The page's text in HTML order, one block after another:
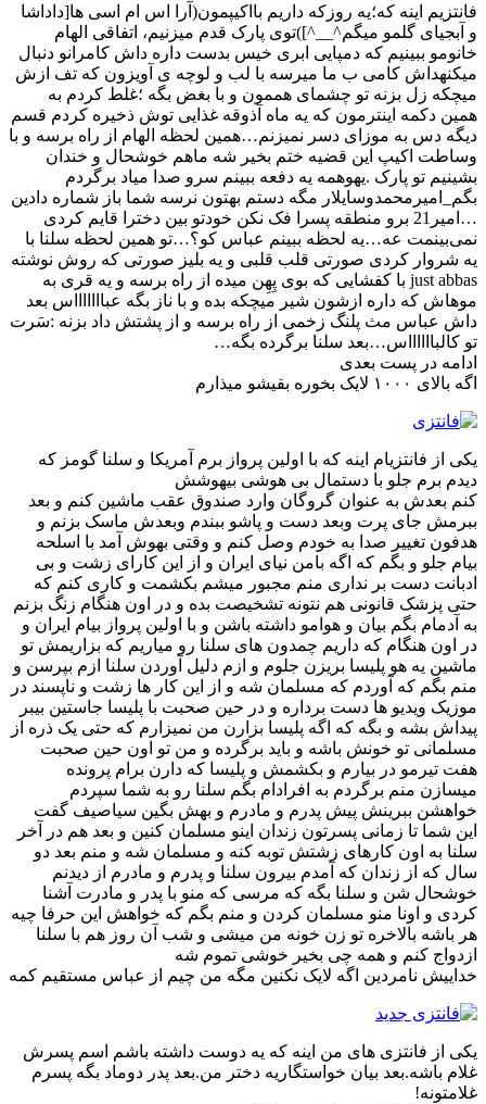
فانتزیم اینه که؛یه روزکه داریم بااکیپمون(آرا اس ام اسی ها[داداشا
و آبجیای گلمو میگم^__^])توی پارک قدم میزنیم، اتفاقی الهام
خانومو ببینیم که دمپایی ابری خیس بدست داره داش کامرانو دنبال
میکنهداش کامی ب ما میرسه با لب و لوچه ی آویزون که تف ازش
میچکه زل بزنه تو چشمای هممون و با بغض بگه ؛غلط کردم به
همین دکمه اینترمون که یه ماه آذوقه غذایی توش ذخیره کردم قسم
دیگه دس به موزای دسر نمیزنم…همین لحظه الهام از راه برسه و با
وساطت اکیپ این قضیه ختم بخیر شه ماهم خوشحال و خندان
بشینیم تو پارک .یهوهمه یه دفعه ببینم سرو صدا میاد برگردم
بگم_امیرمحمدوسایلار مگه دستم بهتون نرسه شما باز شماره دادین
…امیر21 برو منطقه پسرا فک نکن خودتو بین دخترا قایم کردی
نمی‌بینمت عه…یه لحظه ببینم عباس کو؟…تو همین لحظه سلنا با
یه شروار کردی صورتی قلب قلبی و یه بلیز صورتی که روش نوشته
just abbas با کفشایی که بوی پِهِن میده از راه برسه و یه قری به
موهاش که داره ازشون شیر میچکه بده و با ناز بگه عباااااااس بعد
داش عباس مث پلنگ زخمی از راه برسه و از پشتش داد بزنه :سَرت
تو کالبااااااس…بعد سلنا برگرده بگه…
ادامه در پست بعدی
اگه بالای ۱۰۰۰ لایک بخوره بقیشو میذارم
یکی از فانتزیام اینه که با اولین پرواز برم آمریکا و سلنا گومز که
دیدم برم جلو با دستمال بی هوشی بیهوشش
کنم بعدش به عنوان گروگان وارد صندوق عقب ماشین کنم و بعد
ببرمش جای پرت وبعد دست و پاشو ببندم وبعدش ماسک بزنم و
هدفون تغییر صدا به خودم وصل کنم و وقتی بهوش آمد با اسلحه
بیام جلو و بگم که اگه بامن نیای ایران و از این کارای زشت و بی
ادبانت دست بر نداری منم مجبور میشم بکشمت و کاری کنم که
حتی پزشک قانونی هم نتونه تشخیصت بده و در اون هنگام زنگ بزنم
به آدمام بگم بیان و هوامو داشته باشن و با اولین پرواز بیام ایران و
در اون هنگام که داریم چمدون های سلنا رو میاریم که بزاریمش تو
ماشین یه هو پلیسا بریزن جلوم و ازم دلیل آوردن سلنا ازم بپرسن و
منم بگم که آوردم که مسلمان شه و از این کار ها زشت و ناپسند در
موزیک ویدیو ها دست برداره و در حین صحبت با پلیسا جاستین بیبر
پیداش بشه و بگه که اگه پلیسا بزارن من نمیزارم که حتی یک ذره از
مسلمانی تو خونش باشه و باید برگرده و من تو اون حین صحبت
هفت تیرمو در بیارم و بکشمش و پلیسا که دارن برام پرونده
میسازن منم برگردم به افرادام بگم سلنا رو به شما سپردم
خواهشن ببرینش پیش پدرم و مادرم و بهش بگین سیاصیف گفت
این شما تا زمانی پسرتون زندان اینو مسلمان کنین و بعد هم در آخر
سلنا به اون کارهای زشتش توبه کنه و مسلمان شه و منم بعد دو
سال که از زندان که آمدم بیرون سلنا و پدرم و مادرم از دیدنم
خوشحال شن و سلنا بگه که مرسی که منو با پدر و مادرت آشنا
کردی و اونا منو مسلمان کردن و منم بگم که خواهش این حرفا چیه
هر باشه بالاخره تو زن خونه من میشی و شب آن روز هم با سلنا
ازدواج کنم و همه چی بخیر خوشی تموم شه
خداییش نامردین اگه لایک نکنین مگه من چیم از عباس مستقیم کمه
یکی از فانتزی های من اینه که یه دوست داشته باشم اسم پسرش
غلام باشه.بعد بیان خواستگاریه دختر من.بعد پدر دوماد بگه پسرم
غلامتونه!